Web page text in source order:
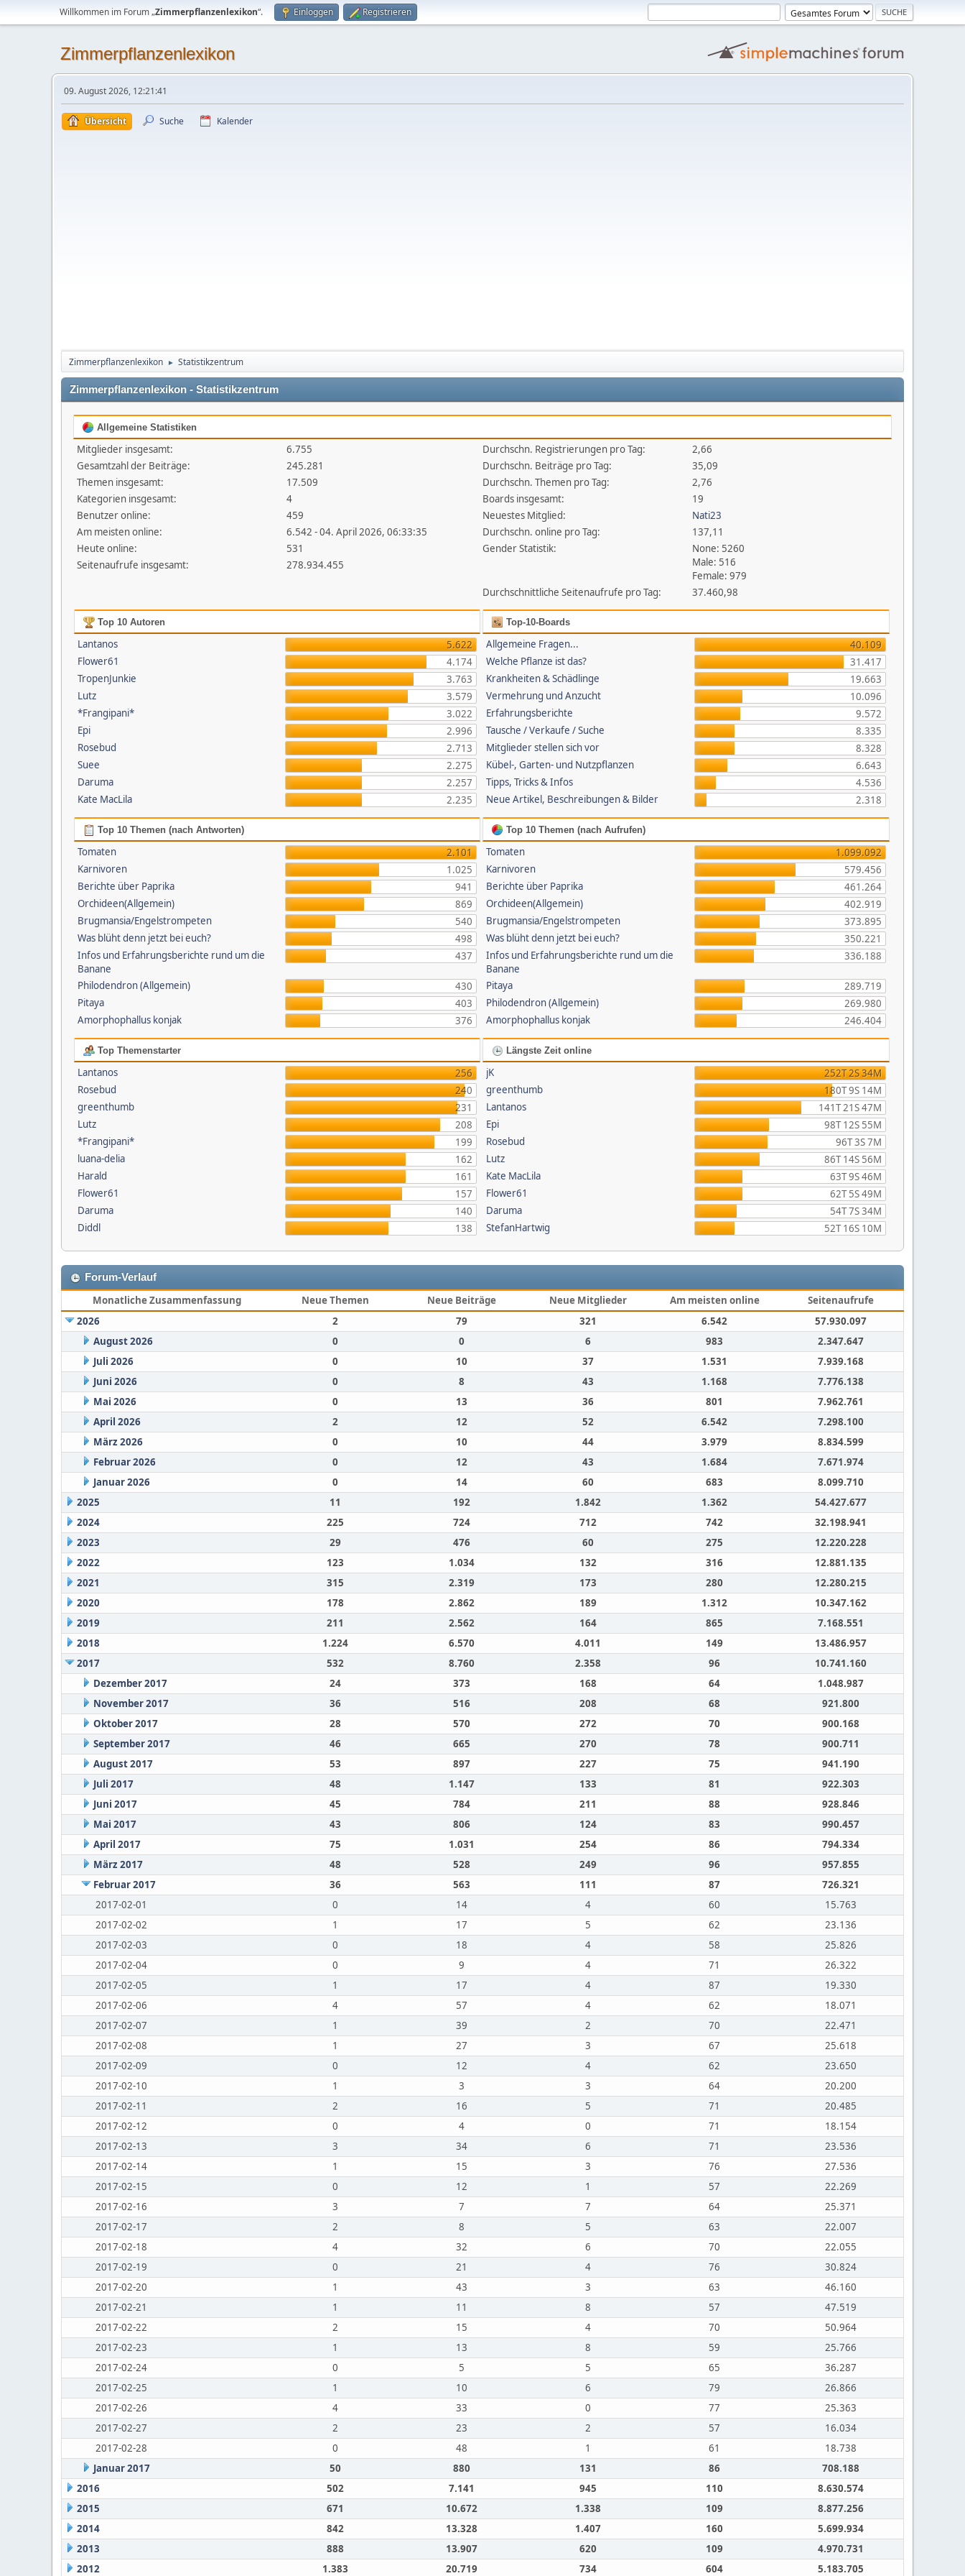
Willkommen im Forum „Zimmerpflanzenlexikon“. Einloggen Registrieren
Zimmerpflanzenlexikon
09. August 2026, 12:21:41
Übersicht Suche Kalender
Zimmerpflanzenlexikon ► Statistikzentrum
Zimmerpflanzenlexikon - Statistikzentrum
Allgemeine Statistiken
Mitglieder insgesamt:
6.755
Gesamtzahl der Beiträge:
245.281
Themen insgesamt:
17.509
Kategorien insgesamt:
4
Benutzer online:
459
Am meisten online:
6.542 - 04. April 2026, 06:33:35
Heute online:
531
Seitenaufrufe insgesamt:
278.934.455
Durchschn. Registrierungen pro Tag:
2,66
Durchschn. Beiträge pro Tag:
35,09
Durchschn. Themen pro Tag:
2,76
Boards insgesamt:
19
Neuestes Mitglied:
Nati23
Durchschn. online pro Tag:
137,11
Gender Statistik:
None: 5260
Male: 516
Female: 979
Durchschnittliche Seitenaufrufe pro Tag:
37.460,98
Top 10 Autoren
Lantanos
5.622
Flower61
4.174
TropenJunkie
3.763
Lutz
3.579
*Frangipani*
3.022
Epi
2.996
Rosebud
2.713
Suee
2.275
Daruma
2.257
Kate MacLila
2.235
Top-10-Boards
Allgemeine Fragen...
40.109
Welche Pflanze ist das?
31.417
Krankheiten & Schädlinge
19.663
Vermehrung und Anzucht
10.096
Erfahrungsberichte
9.572
Tausche / Verkaufe / Suche
8.335
Mitglieder stellen sich vor
8.328
Kübel-, Garten- und Nutzpflanzen
6.643
Tipps, Tricks & Infos
4.536
Neue Artikel, Beschreibungen & Bilder
2.318
Top 10 Themen (nach Antworten)
Tomaten
2.101
Karnivoren
1.025
Berichte über Paprika
941
Orchideen(Allgemein)
869
Brugmansia/Engelstrompeten
540
Was blüht denn jetzt bei euch?
498
Infos und Erfahrungsberichte rund um die
Banane
437
Philodendron (Allgemein)
430
Pitaya
403
Amorphophallus konjak
376
Top 10 Themen (nach Aufrufen)
Tomaten
1.099.092
Karnivoren
579.456
Berichte über Paprika
461.264
Orchideen(Allgemein)
402.919
Brugmansia/Engelstrompeten
373.895
Was blüht denn jetzt bei euch?
350.221
Infos und Erfahrungsberichte rund um die
Banane
336.188
Pitaya
289.719
Philodendron (Allgemein)
269.980
Amorphophallus konjak
246.404
Top Themenstarter
Lantanos
256
Rosebud
240
greenthumb
231
Lutz
208
*Frangipani*
199
luana-delia
162
Harald
161
Flower61
157
Daruma
140
Diddl
138
Längste Zeit online
jK
252T 2S 34M
greenthumb
180T 9S 14M
Lantanos
141T 21S 47M
Epi
98T 12S 55M
Rosebud
96T 3S 7M
Lutz
86T 14S 56M
Kate MacLila
63T 9S 46M
Flower61
62T 5S 49M
Daruma
54T 7S 34M
StefanHartwig
52T 16S 10M
Forum-Verlauf
Monatliche Zusammenfassung Neue Themen Neue Beiträge Neue Mitglieder Am meisten online
Seitenaufrufe
2026
2 79 321 6.542
57.930.097
August 2026
0 0 6 983
2.347.647
Juli 2026
0 10 37 1.531
7.939.168
Juni 2026
0 8 43 1.168
7.776.138
Mai 2026
0 13 36 801
7.962.761
April 2026
2 12 52 6.542
7.298.100
März 2026
0 10 44 3.979
8.834.599
Februar 2026
0 12 43 1.684
7.671.974
Januar 2026
0 14 60 683
8.099.710
2025
11 192 1.842 1.362
54.427.677
2024
225 724 712 742
32.198.941
2023
29 476 60 275
12.220.228
2022
123 1.034 132 316
12.881.135
2021
315 2.319 173 280
12.280.215
2020
178 2.862 189 1.312
10.347.162
2019
211 2.562 164 865
7.168.551
2018
1.224 6.570 4.011 149
13.486.957
2017
532 8.760 2.358 96
10.741.160
Dezember 2017
24 373 168 64
1.048.987
November 2017
36 516 208 68
921.800
Oktober 2017
28 570 272 70
900.168
September 2017
46 665 270 78
900.711
August 2017
53 897 227 75
941.190
Juli 2017
48 1.147 133 81
922.303
Juni 2017
45 784 211 88
928.846
Mai 2017
43 806 124 83
990.457
April 2017
75 1.031 254 86
794.334
März 2017
48 528 249 96
957.855
Februar 2017
36 563 111 87
726.321
2017-02-01
0 14 4 60
15.763
2017-02-02
1 17 5 62
23.136
2017-02-03
0 18 4 58
25.826
2017-02-04
0 9 4 71
26.322
2017-02-05
1 17 4 87
19.330
2017-02-06
4 57 4 62
18.071
2017-02-07
1 39 2 70
22.471
2017-02-08
1 27 3 67
25.618
2017-02-09
0 12 4 62
23.650
2017-02-10
1 3 3 64
20.200
2017-02-11
2 16 5 71
20.485
2017-02-12
0 4 0 71
18.154
2017-02-13
3 34 6 71
23.536
2017-02-14
1 15 3 76
27.536
2017-02-15
0 12 1 57
22.269
2017-02-16
3 7 7 64
25.371
2017-02-17
2 8 5 63
22.007
2017-02-18
4 32 6 70
22.055
2017-02-19
0 21 4 76
30.824
2017-02-20
1 43 3 63
46.160
2017-02-21
1 11 8 57
47.519
2017-02-22
2 15 4 70
50.964
2017-02-23
1 13 8 59
25.766
2017-02-24
0 5 5 65
36.287
2017-02-25
1 10 6 79
26.866
2017-02-26
4 33 0 77
25.363
2017-02-27
2 23 2 57
16.034
2017-02-28
0 48 1 61
18.738
Januar 2017
50 880 131 86
708.188
2016
502 7.141 945 110
8.630.574
2015
671 10.672 1.338 109
8.877.256
2014
842 13.328 1.407 160
5.699.934
2013
888 13.907 620 109
4.970.731
2012
1.383 20.719 734 604 5.183.705